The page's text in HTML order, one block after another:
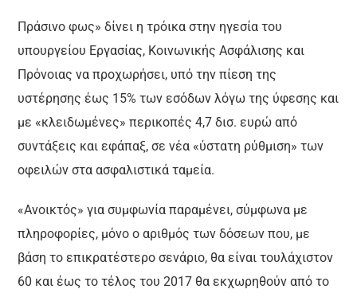
Πράσινο φως» δίνει η τρόικα στην ηγεσία του
υπουργείου Εργασίας, Κοινωνικής Ασφάλισης και
Πρόνοιας να προχωρήσει, υπό την πίεση της
υστέρησης έως 15% των εσόδων λόγω της ύφεσης και
με «κλειδωμένες» περικοπές 4,7 δισ. ευρώ από
συντάξεις και εφάπαξ, σε νέα «ύστατη ρύθμιση» των
οφειλών στα ασφαλιστικά ταμεία.
«Ανοικτός» για συμφωνία παραμένει, σύμφωνα με
πληροφορίες, μόνο ο αριθμός των δόσεων που, με
βάση το επικρατέστερο σενάριο, θα είναι τουλάχιστον
60 και έως το τέλος του 2017 θα εκχωρηθούν από το